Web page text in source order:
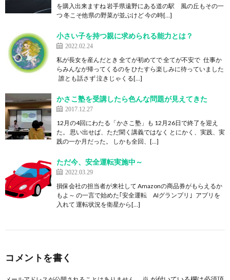
を購入出来ますね 岩手県遠野にある道の駅 風の丘もその一
つ 冬こそ他県の野菜が並ぶけど 今の時[…]
小さい子を持つ親に求められる能力とは？
2022.02.24
私が長女を産んだとき 全てが初めてで 全てが不安で 仕事か
らみんなが帰ってくるのを ひたすら楽しみに待っていました
誰とも話さず 泣きじゃくる[…]
かさこ塾を受講したら色んな問題が見えてきた
2017.12.27
12月の4回にわたる「かさこ塾」も 12月26日で終了を迎え
た。 思い出せば、ただ聞く講義ではなく とにかく、実践、実
践の一か月だった。 しかも全回、[…]
ただ今、安全運転実施中～
2022.03.29
損保会社の担当者が来社して Amazonの商品券がもらえるか
もよ～ の一言で始めた｢安全運転 AIグランプリ｣ アプリを
入れて 運転状況を衛星から[…]
コメントを書く